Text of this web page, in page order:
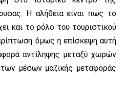
Η αλήθεια είναι πως το
και το ρόλο του τουριστικού
όμως η επίσκεψη αυτή
αντίληψης μεταξύ χωρών
μέσων μαζικής μεταφοράς